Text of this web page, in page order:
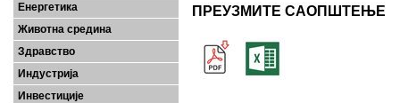
Енергетика
Животна средина
Здравство
Индустрија
Инвестиције
ПРЕУЗМИТЕ САОПШТЕЊЕ